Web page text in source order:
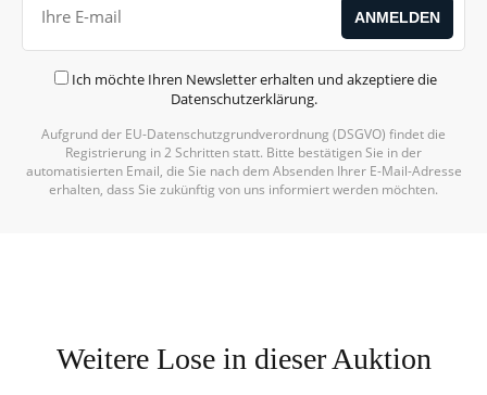
Ich möchte Ihren Newsletter erhalten und akzeptiere die
Datenschutzerklärung.
Aufgrund der EU-Datenschutzgrundverordnung (DSGVO) findet die
Registrierung in 2 Schritten statt. Bitte bestätigen Sie in der
automatisierten Email, die Sie nach dem Absenden Ihrer E-Mail-Adresse
erhalten, dass Sie zukünftig von uns informiert werden möchten.
Weitere Lose in dieser Auktion